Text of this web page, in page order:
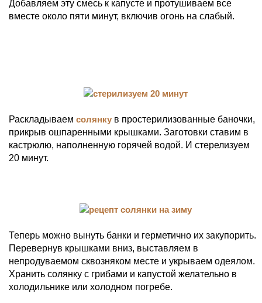
Добавляем эту смесь к капусте и протушиваем все
вместе около пяти минут, включив огонь на слабый.
Раскладываем солянку в простерилизованные баночки,
прикрыв ошпаренными крышками. Заготовки ставим в
кастрюлю, наполненную горячей водой. И стерелизуем
20 минут.
Теперь можно вынуть банки и герметично их закупорить.
Перевернув крышками вниз, выставляем в
непродуваемом сквозняком месте и укрываем одеялом.
Хранить солянку с грибами и капустой желательно в
холодильнике или холодном погребе.